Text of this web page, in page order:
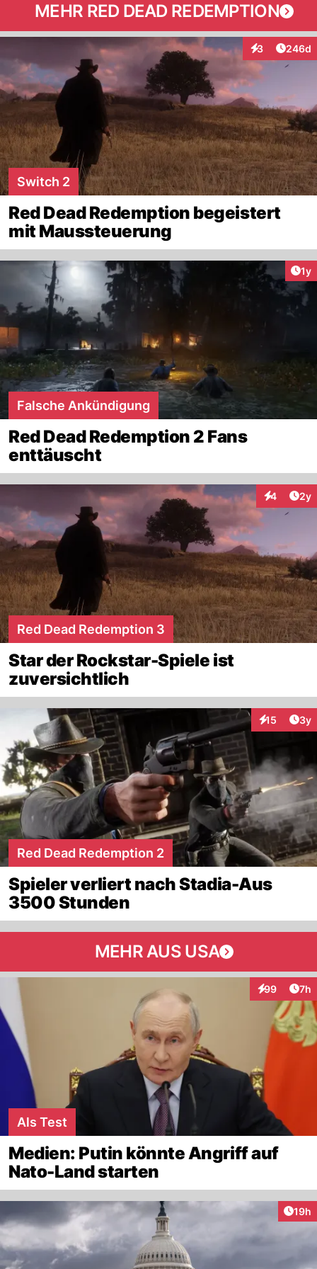
MEHR RED DEAD REDEMPTION
3
Interaktionen
246d
Switch 2
Red Dead Redemption begeistert
mit Maussteuerung
1y
Falsche Ankündigung
Red Dead Redemption 2 Fans
enttäuscht
4 2y
Red Dead Redemption 3
Star der Rockstar-Spiele ist
zuversichtlich
15 3y
Red Dead Redemption 2
Spieler verliert nach Stadia-Aus
3500 Stunden
MEHR AUS USA
99
Interaktionen
7h
Als Test
Medien: Putin könnte Angriff auf
Nato-Land starten
19h